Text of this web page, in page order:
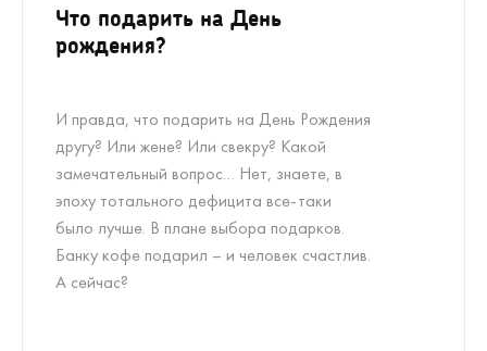
Что подарить на День
рождения?
И правда, что подарить на День Рождения
другу? Или жене? Или свекру? Какой
замечательный вопрос… Нет, знаете, в
эпоху тотального дефицита все-таки
было лучше. В плане выбора подарков.
Банку кофе подарил – и человек счастлив.
А сейчас?